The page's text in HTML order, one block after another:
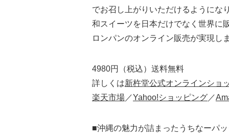
でお召し上がりいただけるようにな
和スイーツを日本だけでなく世界に
ロンパンのオンライン販売が実現し
4980円（税込）送料無料
詳しくは新杵堂公式オンラインショ
楽天市場 ／Yahoo!ショッピング ／
■沖縄の魅力が詰まったうちなーパ